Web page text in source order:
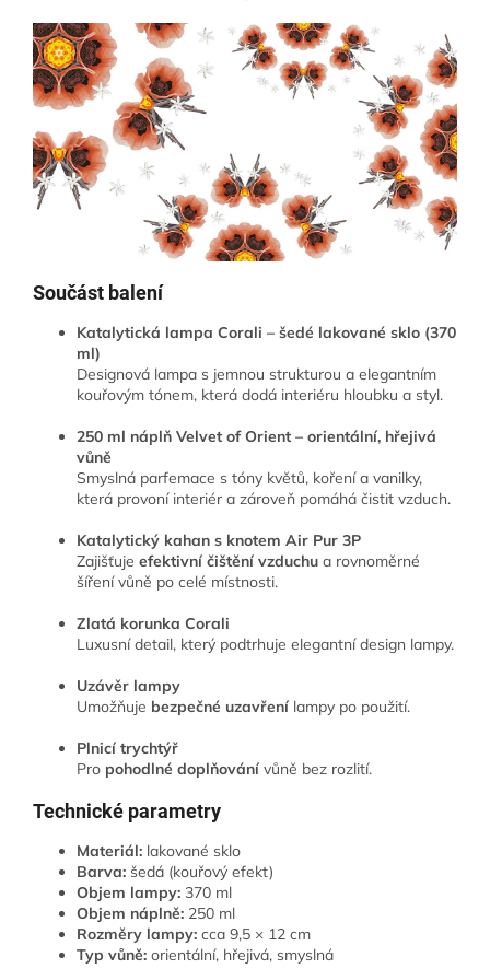
Součást balení
Katalytická lampa Corali – šedé lakované sklo (370
ml)
Designová lampa s jemnou strukturou a elegantním
kouřovým tónem, která dodá interiéru hloubku a styl.
250 ml náplň Velvet of Orient – orientální, hřejivá
vůně
Smyslná parfemace s tóny květů, koření a vanilky,
která provoní interiér a zároveň pomáhá čistit vzduch.
Katalytický kahan s knotem Air Pur 3P
Zajišťuje efektivní čištění vzduchu a rovnoměrné
šíření vůně po celé místnosti.
Zlatá korunka Corali
Luxusní detail, který podtrhuje elegantní design lampy.
Uzávěr lampy
Umožňuje bezpečné uzavření lampy po použití.
Plnicí trychtýř
Pro pohodlné doplňování vůně bez rozlití.
Technické parametry
Materiál: lakované sklo
Barva: šedá (kouřový efekt)
Objem lampy: 370 ml
Objem náplně: 250 ml
Rozměry lampy: cca 9,5 × 12 cm
Typ vůně: orientální, hřejivá, smyslná